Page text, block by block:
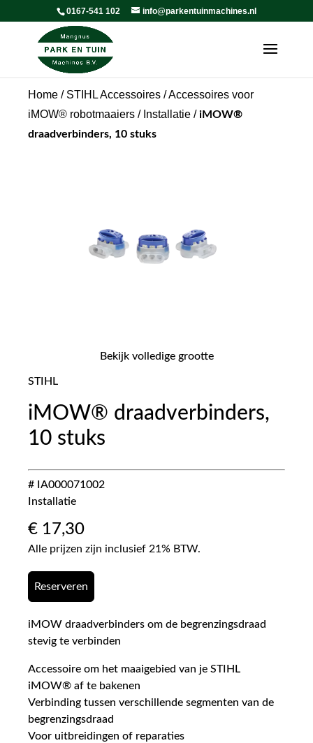
0167-541 102 info@parkentuinmachines.nl
Home / STIHL Accessoires /Accessoires voor
iMOW® robotmaaiers / Installatie /iMOW®
draadverbinders, 10 stuks
Bekijk volledige grootte
STIHL
iMOW® draadverbinders,
10 stuks
# IA000071002
Installatie
€ 17,30
Alle prijzen zijn inclusief 21% BTW.
Reserveren
iMOW draadverbinders om de begrenzingsdraad
stevig te verbinden
Accessoire om het maaigebied van je STIHL
iMOW® af te bakenen
Verbinding tussen verschillende segmenten van de
begrenzingsdraad
Voor uitbreidingen of reparaties